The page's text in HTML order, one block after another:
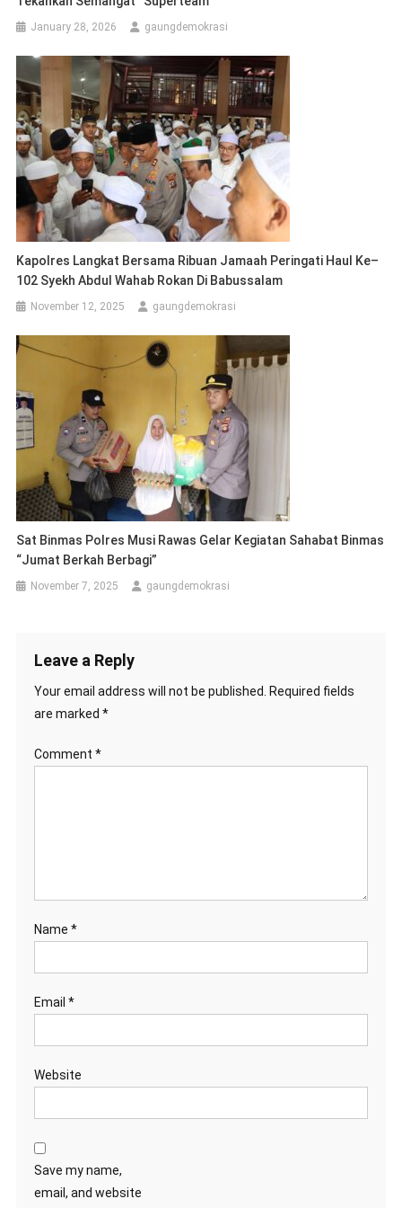
January 28, 2026 gaungdemokrasi
Kapolres Langkat Bersama Ribuan Jamaah Peringati Haul Ke–
102 Syekh Abdul Wahab Rokan Di Babussalam
November 12, 2025 gaungdemokrasi
Sat Binmas Polres Musi Rawas Gelar Kegiatan Sahabat Binmas
“Jumat Berkah Berbagi”
November 7, 2025 gaungdemokrasi
Leave a Reply
Your email address will not be published. Required fields
are marked *
Comment *
Name *
Email *
Website
Save my name,
email, and website